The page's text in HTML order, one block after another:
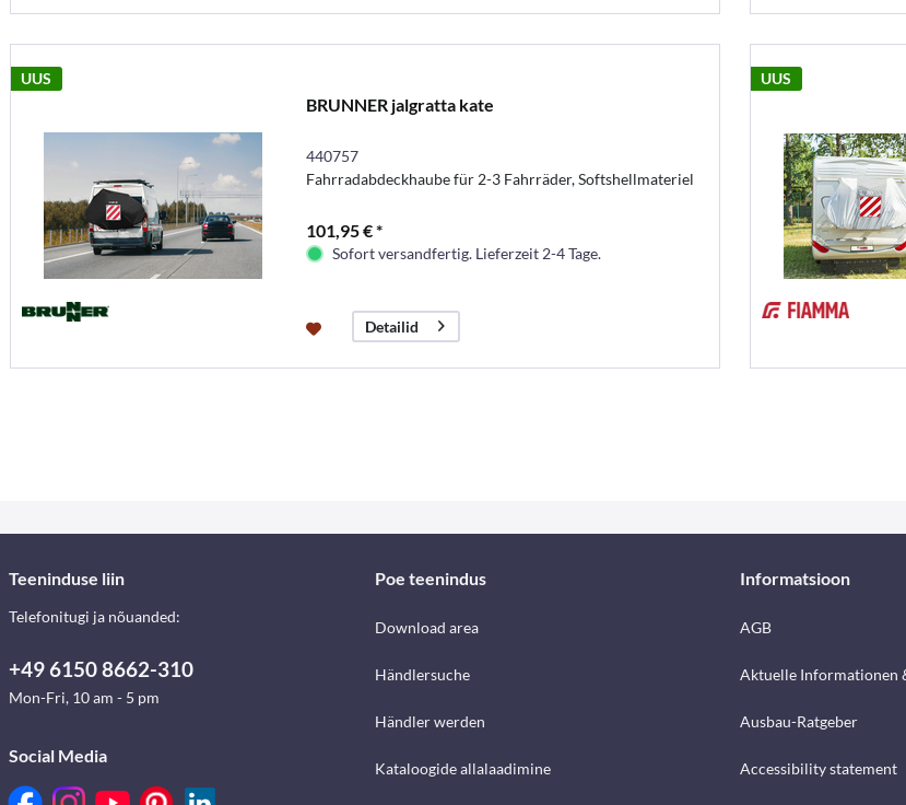
UUS
BRUNNER jalgratta kate
440757
Fahrradabdeckhaube für 2-3 Fahrräder, Softshellmateriel
101,95 € *
Sofort versandfertig. Lieferzeit 2-4 Tage.
Detailid
UUS
Teeninduse liin
Telefonitugi ja nõuanded:
+49 6150 8662-310
Mon-Fri, 10 am - 5 pm
Social Media
Poe teenindus
Download area
Händlersuche
Händler werden
Kataloogide allalaadimine
Informatsioon
AGB
Aktuelle Informationen
Ausbau-Ratgeber
Accessibility statement